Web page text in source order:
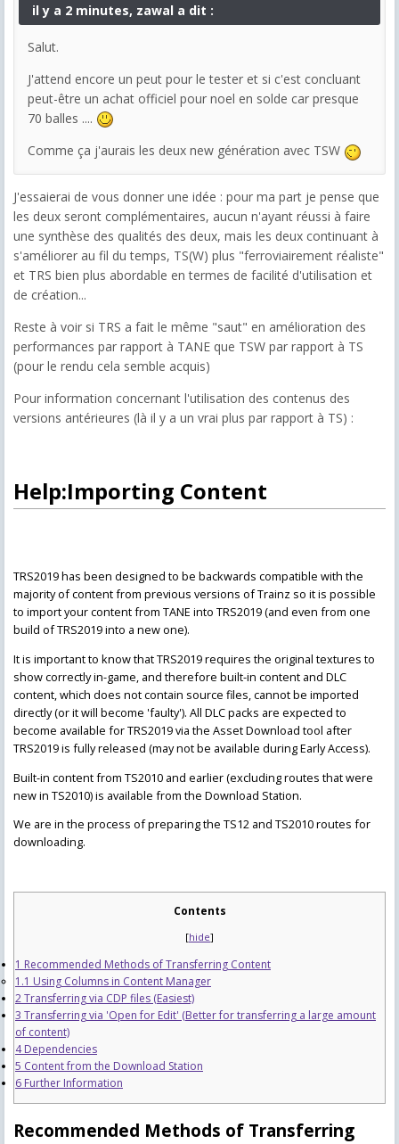
il y a 2 minutes, zawal a dit :
Salut.
J'attend encore un peut pour le tester et si c'est concluant
peut-être un achat officiel pour noel en solde car presque
70 balles ....
Comme ça j'aurais les deux new génération avec TSW
J'essaierai de vous donner une idée : pour ma part je pense que
les deux seront complémentaires, aucun n'ayant réussi à faire
une synthèse des qualités des deux, mais les deux continuant à
s'améliorer au fil du temps, TS(W) plus "ferroviairement réaliste"
et TRS bien plus abordable en termes de facilité d'utilisation et
de création...
Reste à voir si TRS a fait le même "saut" en amélioration des
performances par rapport à TANE que TSW par rapport à TS
(pour le rendu cela semble acquis)
Pour information concernant l'utilisation des contenus des
versions antérieures (là il y a un vrai plus par rapport à TS) :
Help:Importing Content
TRS2019 has been designed to be backwards compatible with the
majority of content from previous versions of Trainz so it is possible
to import your content from TANE into TRS2019 (and even from one
build of TRS2019 into a new one).
It is important to know that TRS2019 requires the original textures to
show correctly in-game, and therefore built-in content and DLC
content, which does not contain source files, cannot be imported
directly (or it will become 'faulty'). All DLC packs are expected to
become available for TRS2019 via the Asset Download tool after
TRS2019 is fully released (may not be available during Early Access).
Built-in content from TS2010 and earlier (excluding routes that were
new in TS2010) is available from the Download Station.
We are in the process of preparing the TS12 and TS2010 routes for
downloading.
Contents
[hide]
1 Recommended Methods of Transferring Content
1.1 Using Columns in Content Manager
2Transferring via CDP files (Easiest)
3 Transferring via 'Open for Edit' (Better for transferring a large amount
of content)
4 Dependencies
5 Content from the Download Station
6 Further Information
Recommended Methods of Transferring